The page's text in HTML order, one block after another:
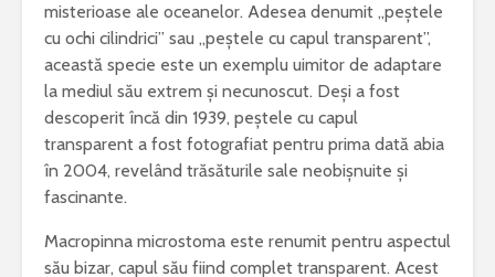
misterioase ale oceanelor. Adesea denumit „peștele
cu ochi cilindrici” sau „peștele cu capul transparent”,
această specie este un exemplu uimitor de adaptare
la mediul său extrem și necunoscut. Deși a fost
descoperit încă din 1939, peștele cu capul
transparent a fost fotografiat pentru prima dată abia
în 2004, revelând trăsăturile sale neobișnuite și
fascinante.
Macropinna microstoma este renumit pentru aspectul
său bizar, capul său fiind complet transparent. Acest